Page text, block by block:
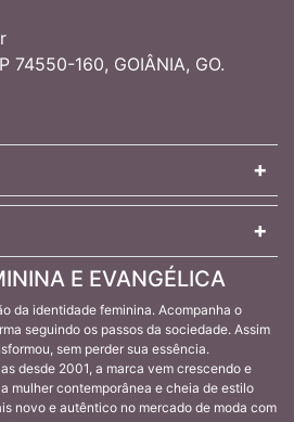
74550-160, GOIÂNIA, GO.
E EVANGÉLICA
da identidade feminina. Acompanha o
seguindo os passos da sociedade. Assim
sem perder sua essência.
desde 2001, a marca vem crescendo e
mulher contemporânea e cheia de estilo
novo e autêntico no mercado de moda com